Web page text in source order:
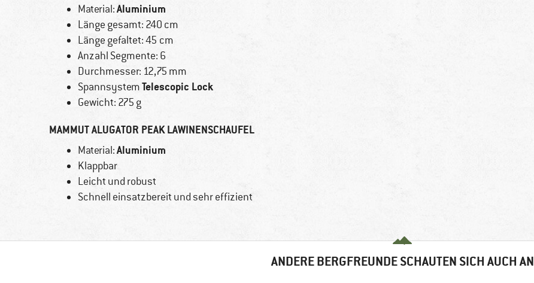
Material:Aluminium
Länge gesamt: 240 cm
Länge gefaltet: 45 cm
Anzahl Segmente: 6
Durchmesser: 12,75 mm
SpannsystemTelescopic Lock
Gewicht: 275 g
MAMMUT ALUGATOR PEAK LAWINENSCHAUFEL
Material:Aluminium
Klappbar
Leicht und robust
Schnell einsatzbereit und sehr effizient
ANDERE BERGFREUNDE SCHAUTEN SICH AUCH AN